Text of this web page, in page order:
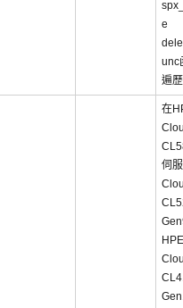
e
unc
遍
在
伺
HPE